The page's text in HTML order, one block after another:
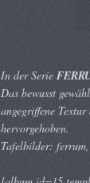
In der Serie
Das bewusst
angegriffene
hervorgehoben.
Tafelbilder: